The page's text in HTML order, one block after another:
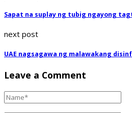
Sapat na suplay ng tubig ngayong
next post
UAE nagsagawa ng malawakang
Leave a Comment